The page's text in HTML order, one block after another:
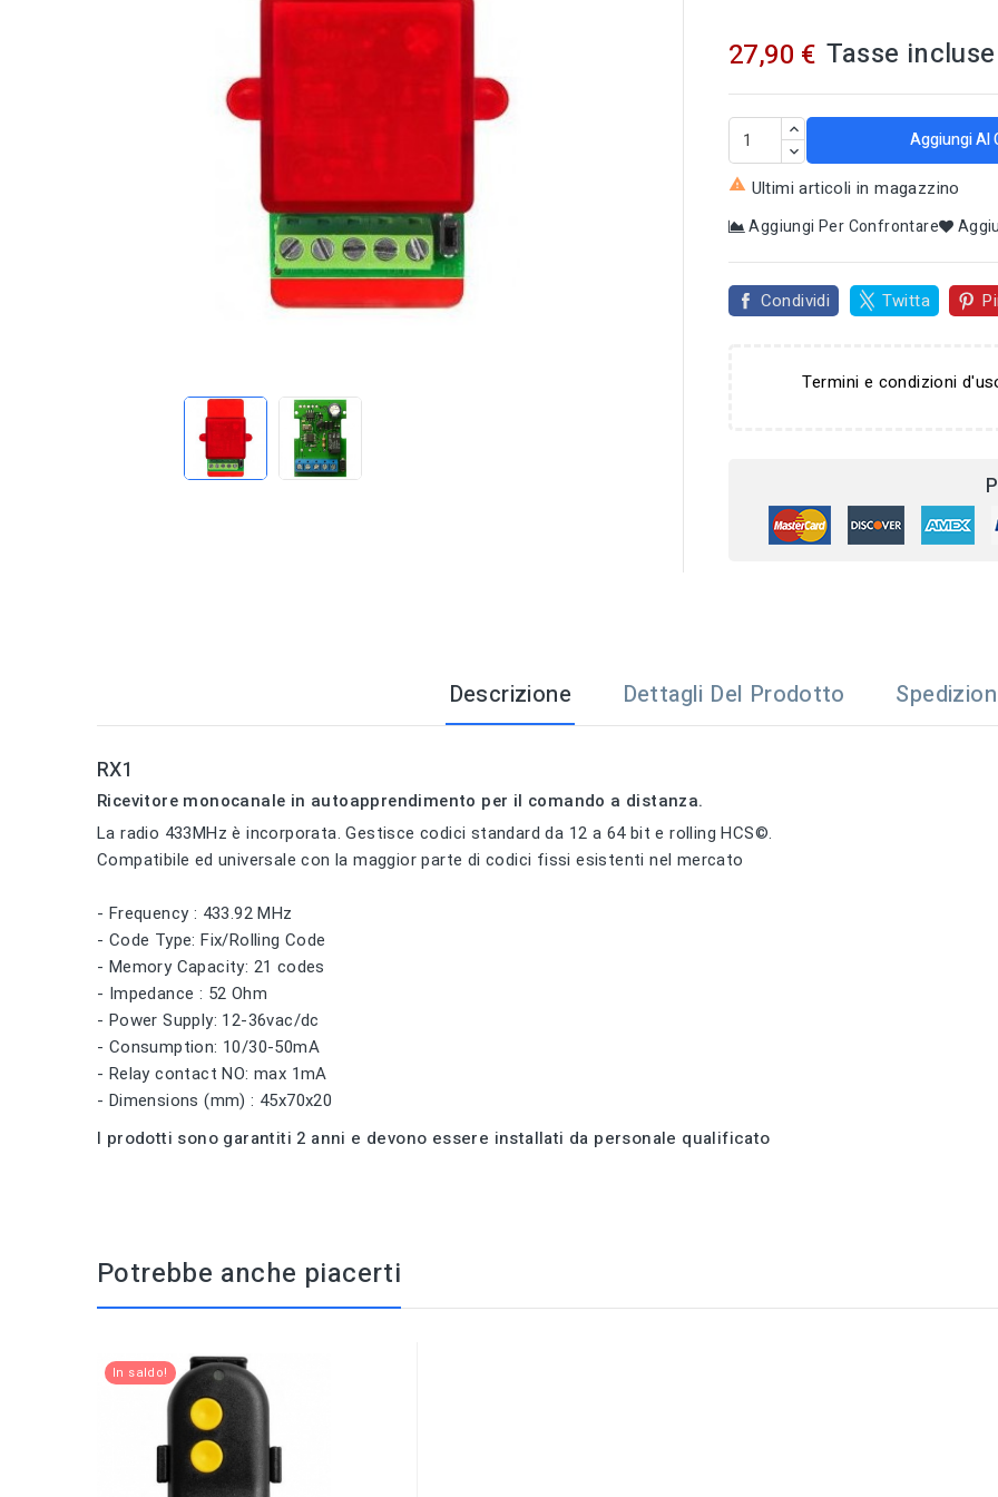
27,90 € Tasse incluse
Aggiungi Al
 Ultimi articoli in magazzino
Aggiungi Per Confrontare
Condividi Twitta
Termini e condizioni
Descrizione Dettagli Del Prodotto
RX1
Ricevitore monocanale in autoapprendimento per il comando a distanza.
La radio 433MHz è incorporata. Gestisce codici standard da 12 a 64 bit e rolling HCS©.
Compatibile ed universale con la maggior parte di codici fissi esistenti nel mercato
- Frequency : 433.92 MHz
- Code Type: Fix/Rolling Code
- Memory Capacity: 21 codes
- Impedance : 52 Ohm
- Power Supply: 12-36vac/dc
- Consumption: 10/30-50mA
- Relay contact NO: max 1mA
- Dimensions (mm) : 45x70x20
I prodotti sono garantiti 2 anni e devono essere installati da personale qualificato
Potrebbe anche piacerti
In saldo!